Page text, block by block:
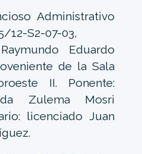
Administrativo
12-S2-07-03,
Eduardo
de la Sala
II. Ponente:
Zulema Mosri
licenciado Juan